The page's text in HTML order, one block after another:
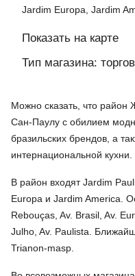
Jardim Europa, Jardim
Показать на карте
Тип магазина:
Можно сказать, что район
Сан-Паулу с обилием
бразильских брендов, а
интернациональной кухни.
В район входят Jardim
Europa и Jardim America.
Rebouças, Av. Brasil, Av.
Julho, Av. Paulista.
Trianon-masp.